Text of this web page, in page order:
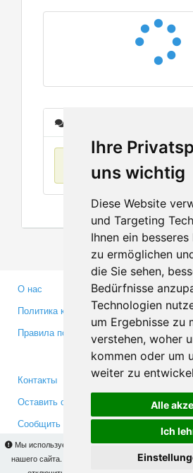
Ihre
uns wichtig
Diese Website
und Targeting
Ihnen ein
zu ermöglichen
die Sie sehen,
Bedürfnisse
Technologien
um Ergebnisse zu
verstehen, woher
kommen oder um
weiter zu
Alle
Ich
Мы используем cookies для того, чтобы Вы
нашего сайта. На
Вы сможете
О нас
Политика конфиденциальности
Правила пользования
Контакты
Оставить отзыв
Сообщить об ошибке